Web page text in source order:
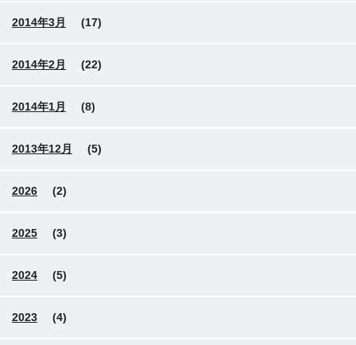
2014年3月 (17)
2014年2月 (22)
2014年1月 (8)
2013年12月 (5)
2026 (2)
2025 (3)
2024 (5)
2023 (4)